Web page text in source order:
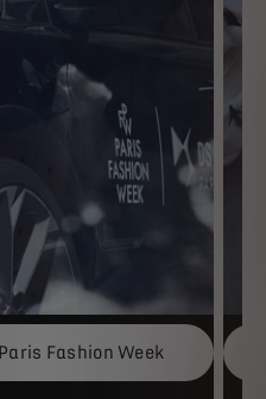
Fashion Week